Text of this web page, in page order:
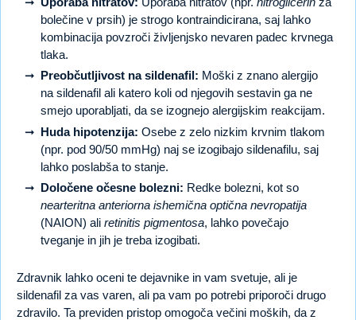
bolečine v prsih) je strogo kontraindicirana, saj lahko
kombinacija povzroči življenjsko nevaren padec krvnega
tlaka.
Preobčutljivost na sildenafil: Moški z znano alergijo
na sildenafil ali katero koli od njegovih sestavin ga ne
smejo uporabljati, da se izognejo alergijskim reakcijam.
Huda hipotenzija: Osebe z zelo nizkim krvnim tlakom
(npr. pod 90/50 mmHg) naj se izogibajo sildenafilu, saj
lahko poslabša to stanje.
Določene očesne bolezni: Redke bolezni, kot so
nearteritna anteriorna ishemična optična nevropatija
(NAION) ali retinitis pigmentosa, lahko povečajo
tveganje in jih je treba izogibati.
Zdravnik lahko oceni te dejavnike in vam svetuje, ali je
sildenafil za vas varen, ali pa vam po potrebi priporoči drugo
zdravilo. Ta previden pristop omogoča večini moških, da z